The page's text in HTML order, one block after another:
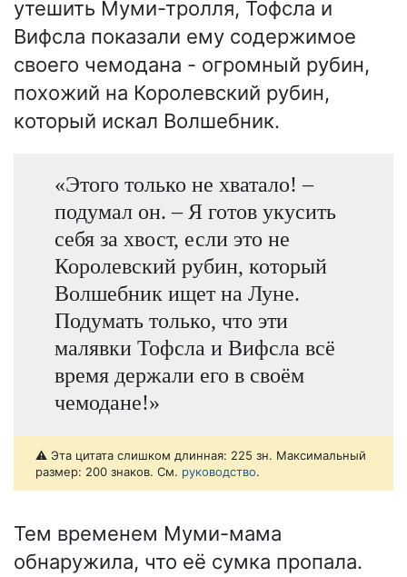
утешить Муми-тролля, Тофсла и
Вифсла показали ему содержимое
своего чемодана - огромный рубин,
похожий на Королевский рубин,
который искал Волшебник.
«Этого только не хватало! –
подумал он. – Я готов укусить
себя за хвост, если это не
Королевский рубин, который
Волшебник ищет на Луне.
Подумать только, что эти
малявки Тофсла и Вифсла всё
время держали его в своём
чемодане!»
⚠️ Эта цитата слишком длинная: 225 зн. Максимальный
размер: 200 знаков. См. руководство.
Тем временем Муми-мама
обнаружила, что её сумка пропала.